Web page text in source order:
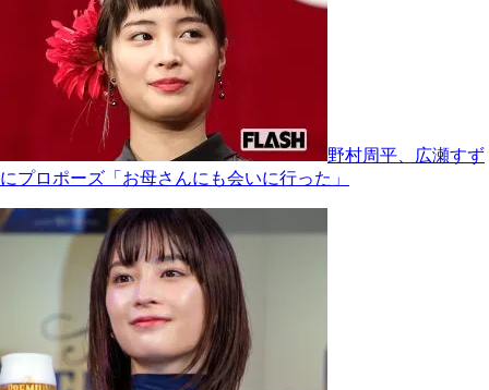
野村周平、広瀬すず
にプロポーズ「お母さんにも会いに行った」